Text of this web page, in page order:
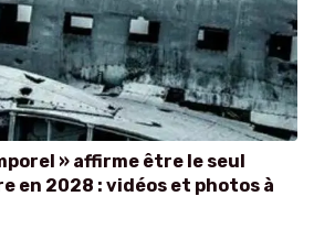
» affirme être le seul
en 2028 : vidéos et photos à